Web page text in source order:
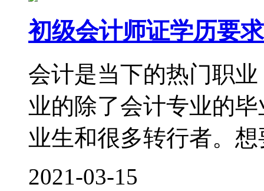
初级会计师证学历要
会计是当下的热门职
业的除了会计专业的
业生和很多转行者。
2021-03-15